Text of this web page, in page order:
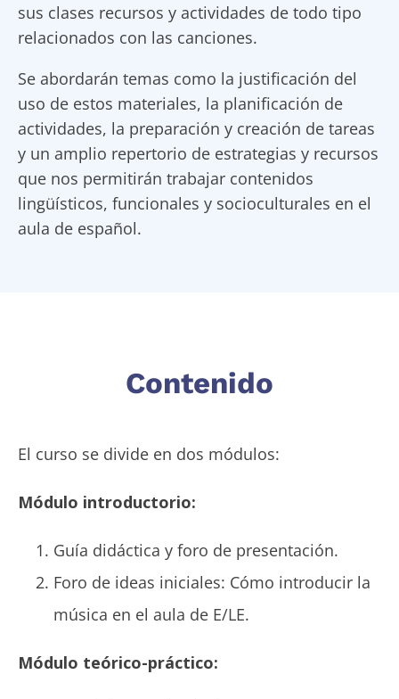
sus clases recursos y actividades de todo tipo
relacionados con las canciones.
Se abordarán temas como la justificación del
uso de estos materiales, la planificación de
actividades, la preparación y creación de tareas
y un amplio repertorio de estrategias y recursos
que nos permitirán trabajar contenidos
lingüísticos, funcionales y socioculturales en el
aula de español.
Contenido
El curso se divide en dos módulos:
Módulo introductorio:
Guía didáctica y foro de presentación.
Foro de ideas iniciales: Cómo introducir la
música en el aula de E/LE.
Módulo teórico-práctico: